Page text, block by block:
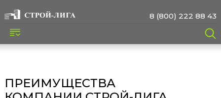
8 (800) 222 88 43
ПРЕИМУЩЕСТВА